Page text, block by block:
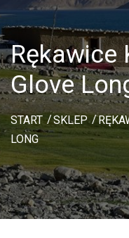
Rękawice
Glove
START SKLEP
LONG